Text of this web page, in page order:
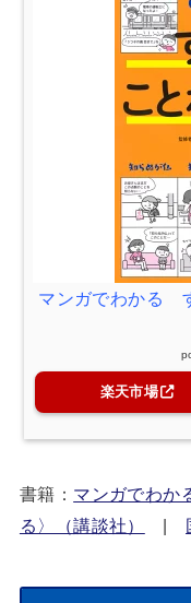
マンガでわかる
楽天市場
書籍： マンガでわか
る〉（講談社）
|